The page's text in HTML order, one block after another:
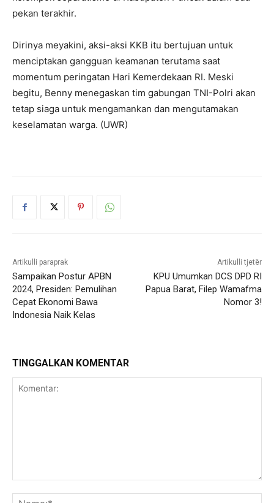
pekan terakhir.
Dirinya meyakini, aksi-aksi KKB itu bertujuan untuk
menciptakan gangguan keamanan terutama saat
momentum peringatan Hari Kemerdekaan RI. Meski
begitu, Benny menegaskan tim gabungan TNI-Polri akan
tetap siaga untuk mengamankan dan mengutamakan
keselamatan warga. (UWR)
Artikulli paraprak
Sampaikan Postur APBN
2024, Presiden: Pemulihan
Cepat Ekonomi Bawa
Indonesia Naik Kelas
Artikulli tjetër
KPU Umumkan DCS DPD RI
Papua Barat, Filep Wamafma
Nomor 3!
TINGGALKAN KOMENTAR